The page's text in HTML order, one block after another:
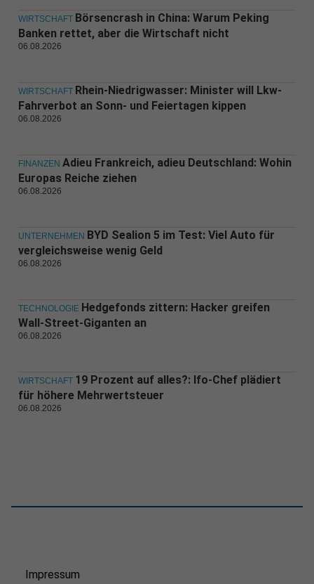
WIRTSCHAFT Börsencrash in China: Warum Peking
Banken rettet, aber die Wirtschaft nicht
06.08.2026
WIRTSCHAFT Rhein-Niedrigwasser: Minister will Lkw-
Fahrverbot an Sonn- und Feiertagen kippen
06.08.2026
FINANZEN Adieu Frankreich, adieu Deutschland: Wohin
Europas Reiche ziehen
06.08.2026
UNTERNEHMEN BYD Sealion 5 im Test: Viel Auto für
vergleichsweise wenig Geld
06.08.2026
TECHNOLOGIE Hedgefonds zittern: Hacker greifen
Wall-Street-Giganten an
06.08.2026
WIRTSCHAFT 19 Prozent auf alles?: Ifo-Chef plädiert
für höhere Mehrwertsteuer
06.08.2026
Impressum